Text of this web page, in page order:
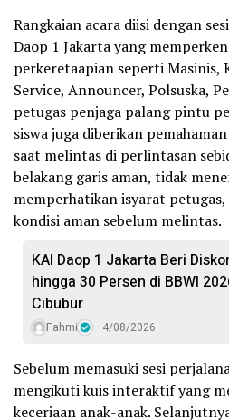
Rangkaian acara diisi dengan
Daop 1 Jakarta yang
perkeretaapian seperti Masinis,
Service, Announcer, Polsuska,
petugas penjaga palang pintu
siswa juga diberikan
saat melintas di perlintasan
belakang garis aman, tidak
memperhatikan isyarat
kondisi aman sebelum melintas.
KAI Daop 1 Jakarta Beri
hingga 30 Persen di BBWI
Cibubur
Fahmi 4/08/2026
Sebelum memasuki sesi
mengikuti kuis interaktif yang
keceriaan anak-anak.